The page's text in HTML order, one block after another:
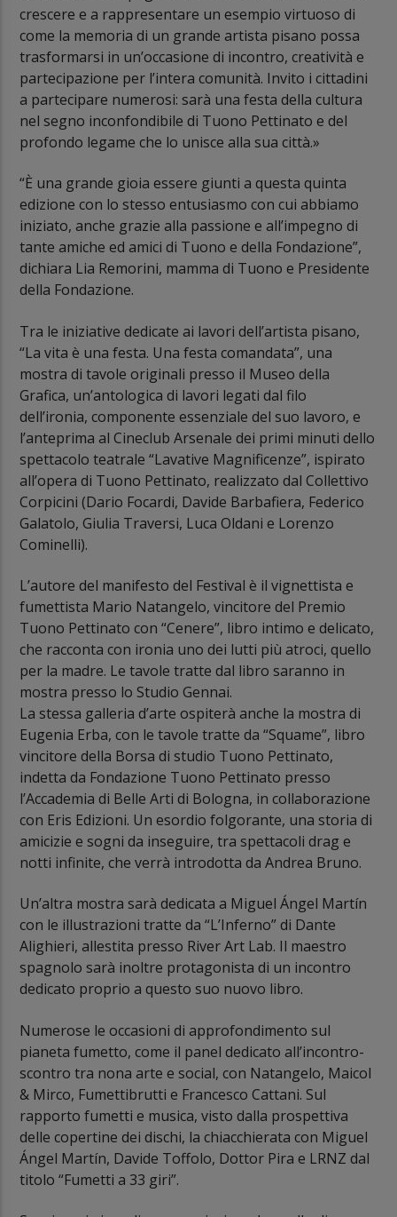
crescere e a rappresentare un esempio virtuoso di
come la memoria di un grande artista pisano possa
trasformarsi in un’occasione di incontro, creatività e
partecipazione per l’intera comunità. Invito i cittadini
a partecipare numerosi: sarà una festa della cultura
nel segno inconfondibile di Tuono Pettinato e del
profondo legame che lo unisce alla sua città.»
“È una grande gioia essere giunti a questa quinta
edizione con lo stesso entusiasmo con cui abbiamo
iniziato, anche grazie alla passione e all’impegno di
tante amiche ed amici di Tuono e della Fondazione”,
dichiara Lia Remorini, mamma di Tuono e Presidente
della Fondazione.
Tra le iniziative dedicate ai lavori dell’artista pisano,
“La vita è una festa. Una festa comandata”, una
mostra di tavole originali presso il Museo della
Grafica, un’antologica di lavori legati dal filo
dell’ironia, componente essenziale del suo lavoro, e
l’anteprima al Cineclub Arsenale dei primi minuti dello
spettacolo teatrale “Lavative Magnificenze”, ispirato
all’opera di Tuono Pettinato, realizzato dal Collettivo
Corpicini (Dario Focardi, Davide Barbafiera, Federico
Galatolo, Giulia Traversi, Luca Oldani e Lorenzo
Cominelli).
L’autore del manifesto del Festival è il vignettista e
fumettista Mario Natangelo, vincitore del Premio
Tuono Pettinato con “Cenere”, libro intimo e delicato,
che racconta con ironia uno dei lutti più atroci, quello
per la madre. Le tavole tratte dal libro saranno in
mostra presso lo Studio Gennai.
La stessa galleria d’arte ospiterà anche la mostra di
Eugenia Erba, con le tavole tratte da “Squame”, libro
vincitore della Borsa di studio Tuono Pettinato,
indetta da Fondazione Tuono Pettinato presso
l’Accademia di Belle Arti di Bologna, in collaborazione
con Eris Edizioni. Un esordio folgorante, una storia di
amicizie e sogni da inseguire, tra spettacoli drag e
notti infinite, che verrà introdotta da Andrea Bruno.
Un’altra mostra sarà dedicata a Miguel Ángel Martín
con le illustrazioni tratte da “L’Inferno” di Dante
Alighieri, allestita presso River Art Lab. Il maestro
spagnolo sarà inoltre protagonista di un incontro
dedicato proprio a questo suo nuovo libro.
Numerose le occasioni di approfondimento sul
pianeta fumetto, come il panel dedicato all’incontro-
scontro tra nona arte e social, con Natangelo, Maicol
& Mirco, Fumettibrutti e Francesco Cattani. Sul
rapporto fumetti e musica, visto dalla prospettiva
delle copertine dei dischi, la chiacchierata con Miguel
Ángel Martín, Davide Toffolo, Dottor Pira e LRNZ dal
titolo “Fumetti a 33 giri”.